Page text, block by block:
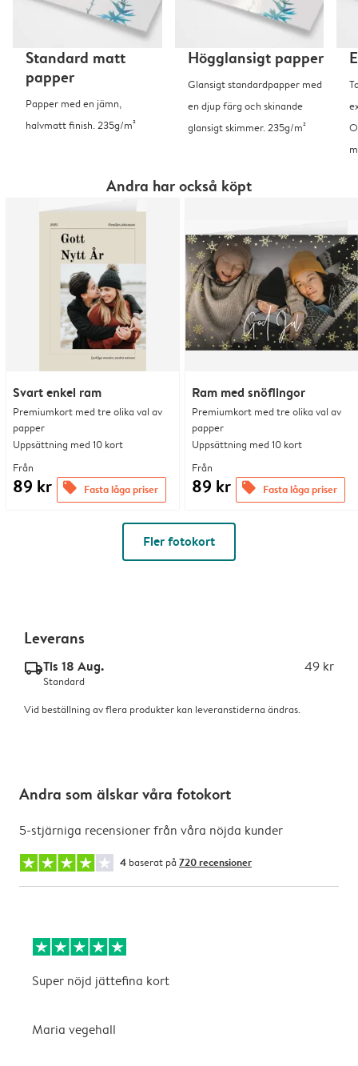
Standard matt
papper
Papper med en jämn,
halvmatt finish. 235g/m²
Högglansigt papper
Glansigt standardpapper med
en djup färg och skinande
glansigt skimmer. 235g/m²
Andra har också köpt
Svart enkel ram
Premiumkort med tre olika val av
papper
Uppsättning med 10 kort
Från
89 kr offers Fasta låga priser
Ram med snöflingor
Premiumkort med tre olika val av
papper
Uppsättning med 10 kort
Från
89 kr offers Fasta låga priser
Fler fotokort
Leverans
delivery_standard_v2Tis 18 Aug. 49 kr
Standard
Vid beställning av flera produkter kan leveranstiderna ändras.
Andra som älskar våra fotokort
5-stjärniga recensioner från våra nöjda kunder
4 baserat på 720 recensioner
Super nöjd jättefina kort
Maria vegehall